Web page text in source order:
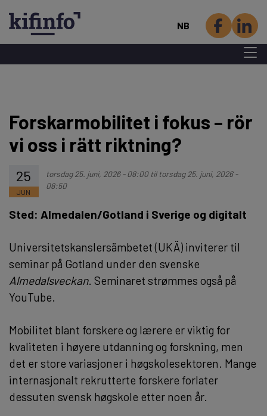
NB
Menu
Forskarmobilitet i fokus – rör
vi oss i rätt riktning?
25
JUN
torsdag 25. juni, 2026 - 08:00til torsdag 25. juni, 2026 -
08:50
Sted: Almedalen/Gotland i Sverige og digitalt
Universitetskanslersämbetet (UKÄ) inviterer til
seminar på Gotland under den svenske
Almedalsveckan. Seminaret strømmes også på
YouTube.
Mobilitet blant forskere og lærere er viktig for
kvaliteten i høyere utdanning og forskning, men
det er store variasjoner i høgskolesektoren. Mange
internasjonalt rekrutterte forskere forlater
dessuten svensk høgskole etter noen år.